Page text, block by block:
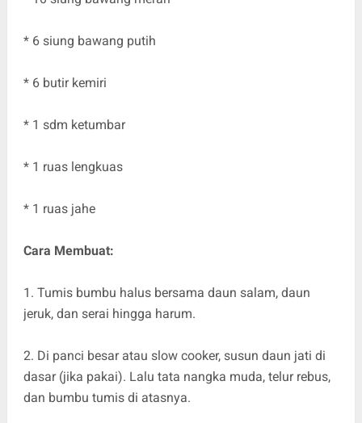
* 6 siung bawang putih
* 6 butir kemiri
* 1 sdm ketumbar
* 1 ruas lengkuas
* 1 ruas jahe
Cara Membuat:
1. Tumis bumbu halus bersama daun salam, daun
jeruk, dan serai hingga harum.
2. Di panci besar atau slow cooker, susun daun jati di
dasar (jika pakai). Lalu tata nangka muda, telur rebus,
dan bumbu tumis di atasnya.